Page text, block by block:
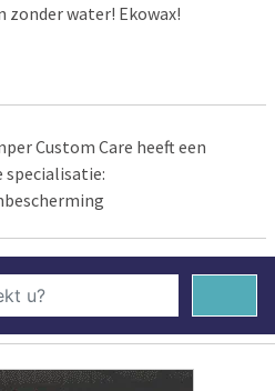
zonder water! Ekowax!
Custom Care heeft een
specialisatie: